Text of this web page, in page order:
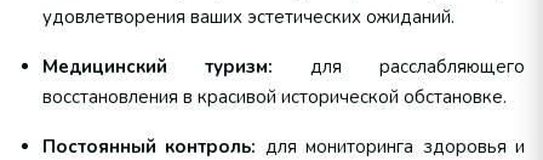
удовлетворения ваших эстетических ожиданий.
Медицинский туризм: для расслабляющего
восстановления в красивой исторической обстановке.
Постоянный контроль: для мониторинга здоровья и